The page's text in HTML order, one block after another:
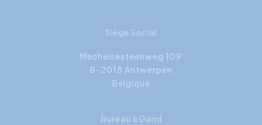
Siège Social
Mechelsesteenweg 109
B-2018 Antwerpen
Belgique
Bureau à Gand